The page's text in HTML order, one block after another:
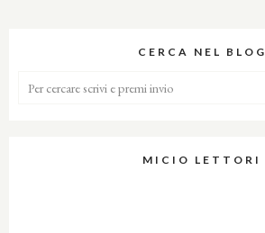
CERCA NEL BLOG
MICIO LETTORI